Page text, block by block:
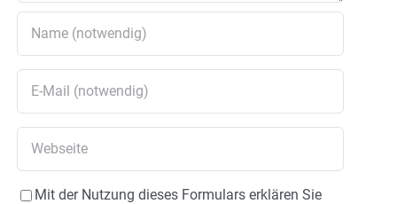
Mit der Nutzung dieses Formulars erklären Sie